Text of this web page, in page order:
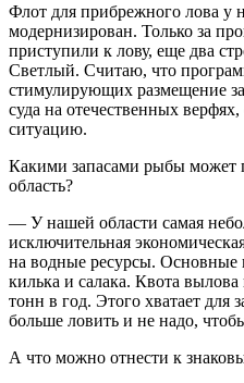
Флот для прибрежного лова у
модернизирован. Только за
приступили к лову, еще два
Светлый. Считаю, что
стимулирующих размещение
суда на отечественных
ситуацию.
Какими запасами рыбы может
область?
— У нашей области самая
исключительная
на водные ресурсы.
килька и салака. Квота
тонн в год. Этого хватает для
больше ловить и не надо,
А что можно отнести к